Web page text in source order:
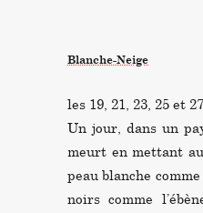
Blanche-Neige
les 19, 21, 23, 25 et
Un jour, dans un
meurt en mettant
peau blanche
noirs comme